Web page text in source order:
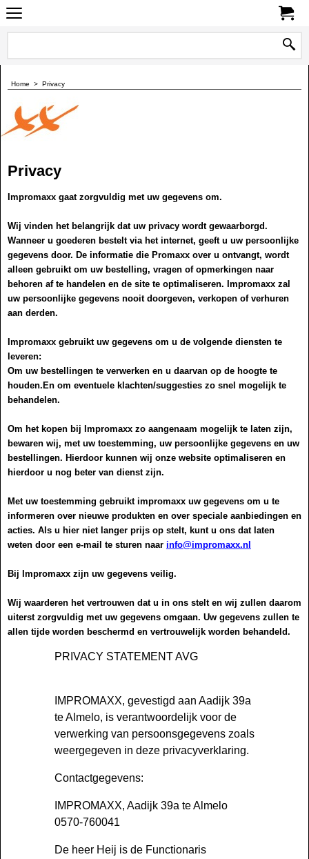
Home > Privacy
Privacy
Impromaxx gaat zorgvuldig met uw gegevens om.
Wij vinden het belangrijk dat uw privacy wordt gewaarborgd.
Wanneer u goederen bestelt via het internet, geeft u uw persoonlijke
gegevens door. De informatie die Promaxx over u ontvangt, wordt
alleen gebruikt om uw bestelling, vragen of opmerkingen naar
behoren af te handelen en de site te optimaliseren. Impromaxx zal
uw persoonlijke gegevens nooit doorgeven, verkopen of verhuren
aan derden.
Impromaxx gebruikt uw gegevens om u de volgende diensten te
leveren:
Om uw bestellingen te verwerken en u daarvan op de hoogte te
houden.En om eventuele klachten/suggesties zo snel mogelijk te
behandelen.
Om het kopen bij Impromaxx zo aangenaam mogelijk te laten zijn,
bewaren wij, met uw toestemming, uw persoonlijke gegevens en uw
bestellingen. Hierdoor kunnen wij onze website optimaliseren en
hierdoor u nog beter van dienst zijn.
Met uw toestemming gebruikt impromaxx uw gegevens om u te
informeren over nieuwe produkten en over speciale aanbiedingen en
acties. Als u hier niet langer prijs op stelt, kunt u ons dat laten
weten door een e-mail te sturen naar info@impromaxx.nl
Bij Impromaxx zijn uw gegevens veilig.
Wij waarderen het vertrouwen dat u in ons stelt en wij zullen daarom
uiterst zorgvuldig met uw gegevens omgaan. Uw gegevens zullen te
allen tijde worden beschermd en vertrouwelijk worden behandeld.
PRIVACY STATEMENT AVG
IMPROMAXX, gevestigd aan Aadijk 39a
te Almelo, is verantwoordelijk voor de
verwerking van persoonsgegevens zoals
weergegeven in deze privacyverklaring.
Contactgegevens:
IMPROMAXX, Aadijk 39a te Almelo
0570-760041
De heer Heij is de Functionaris